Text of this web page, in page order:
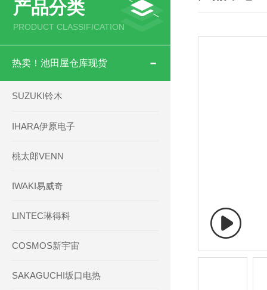
产品分类
PRODUCT CLASSIFICATION
热卖！池田屋仓库现货
SUZUKI铃木
IHARA伊原电子
桃太郎VENN
IWAKI易威奇
LINTEC琳得科
COSMOS新宇宙
SAKAGUCHI坂口电热